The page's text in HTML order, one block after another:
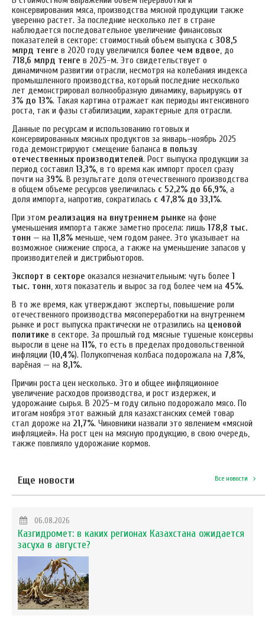
консервирования мяса, производства мясной продукции также
уверенно растет. За последние несколько лет в стране
наблюдается последовательное увеличение финансовых
показателей в секторе: стоимостный объем выпуска с 308,5
млрд тенге в 2020 году увеличился более чем вдвое, до
718,6 млрд тенге в 2025-м. Это свидетельствует о
динамичном развитии отрасли, несмотря на колебания индекса
промышленного производства, который последние несколько
лет демонстрировал волнообразную динамику, варьируясь от
3% до 13%. Такая картина отражает как периоды интенсивного
роста, так и фазы стабилизации, характерные для отрасли.
Данные по ресурсам и использованию готовых и
консервированных мясных продуктов за январь–ноябрь 2025
года демонстрируют смещение баланса в пользу
отечественных производителей. Рост выпуска продукции за
период составил 13,3%, в то время как импорт просел сразу
почти на 39%. В результате доля отечественного производства
в общем объеме ресурсов увеличилась с 52,2% до 66,9%, а
доля импорта, напротив, сократилась с 47,8% до 33,1%.
При этом реализация на внутреннем рынке на фоне
уменьшения импорта также заметно просела: лишь 178,8 тыс.
тонн — на 11,8% меньше, чем годом ранее. Это указывает на
возможное снижение спроса, а также на уменьшение запасов у
производителей и дистрибьюторов.
Экспорт в секторе оказался незначительным: чуть более 1
тыс. тонн, хотя показатель и вырос за год более чем на 45%.
В то же время, как утверждают эксперты, повышение роли
отечественного производства мясопереработки на внутреннем
рынке и рост выпуска практически не отразились на ценовой
политике в секторе. За прошлый год мясные тушеные консервы
выросли в цене на 11%, то есть в пределах продовольственной
инфляции (10,4%). Полукопченая колбаса подорожала на 7,8%,
варёная — на 8,1%.
Причин роста цен несколько. Это и общее инфляционное
увеличение расходов производства, и рост издержек, и
удорожание сырья. В 2025-м году сильно подорожало мясо. По
итогам ноября этот важный для казахстанских семей товар
стал дороже на 21,7%. Чиновники назвали это явлением «мясной
инфляцией». На рост цен на мясную продукцию, в свою очередь,
также повлияло удорожание кормов.
Еще новости Все новости
06.08.2026
Казгидромет: в каких регионах Казахстана ожидается
засуха в августе?